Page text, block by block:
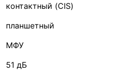
контактный (CIS)
планшетный
МФУ
51 дБ